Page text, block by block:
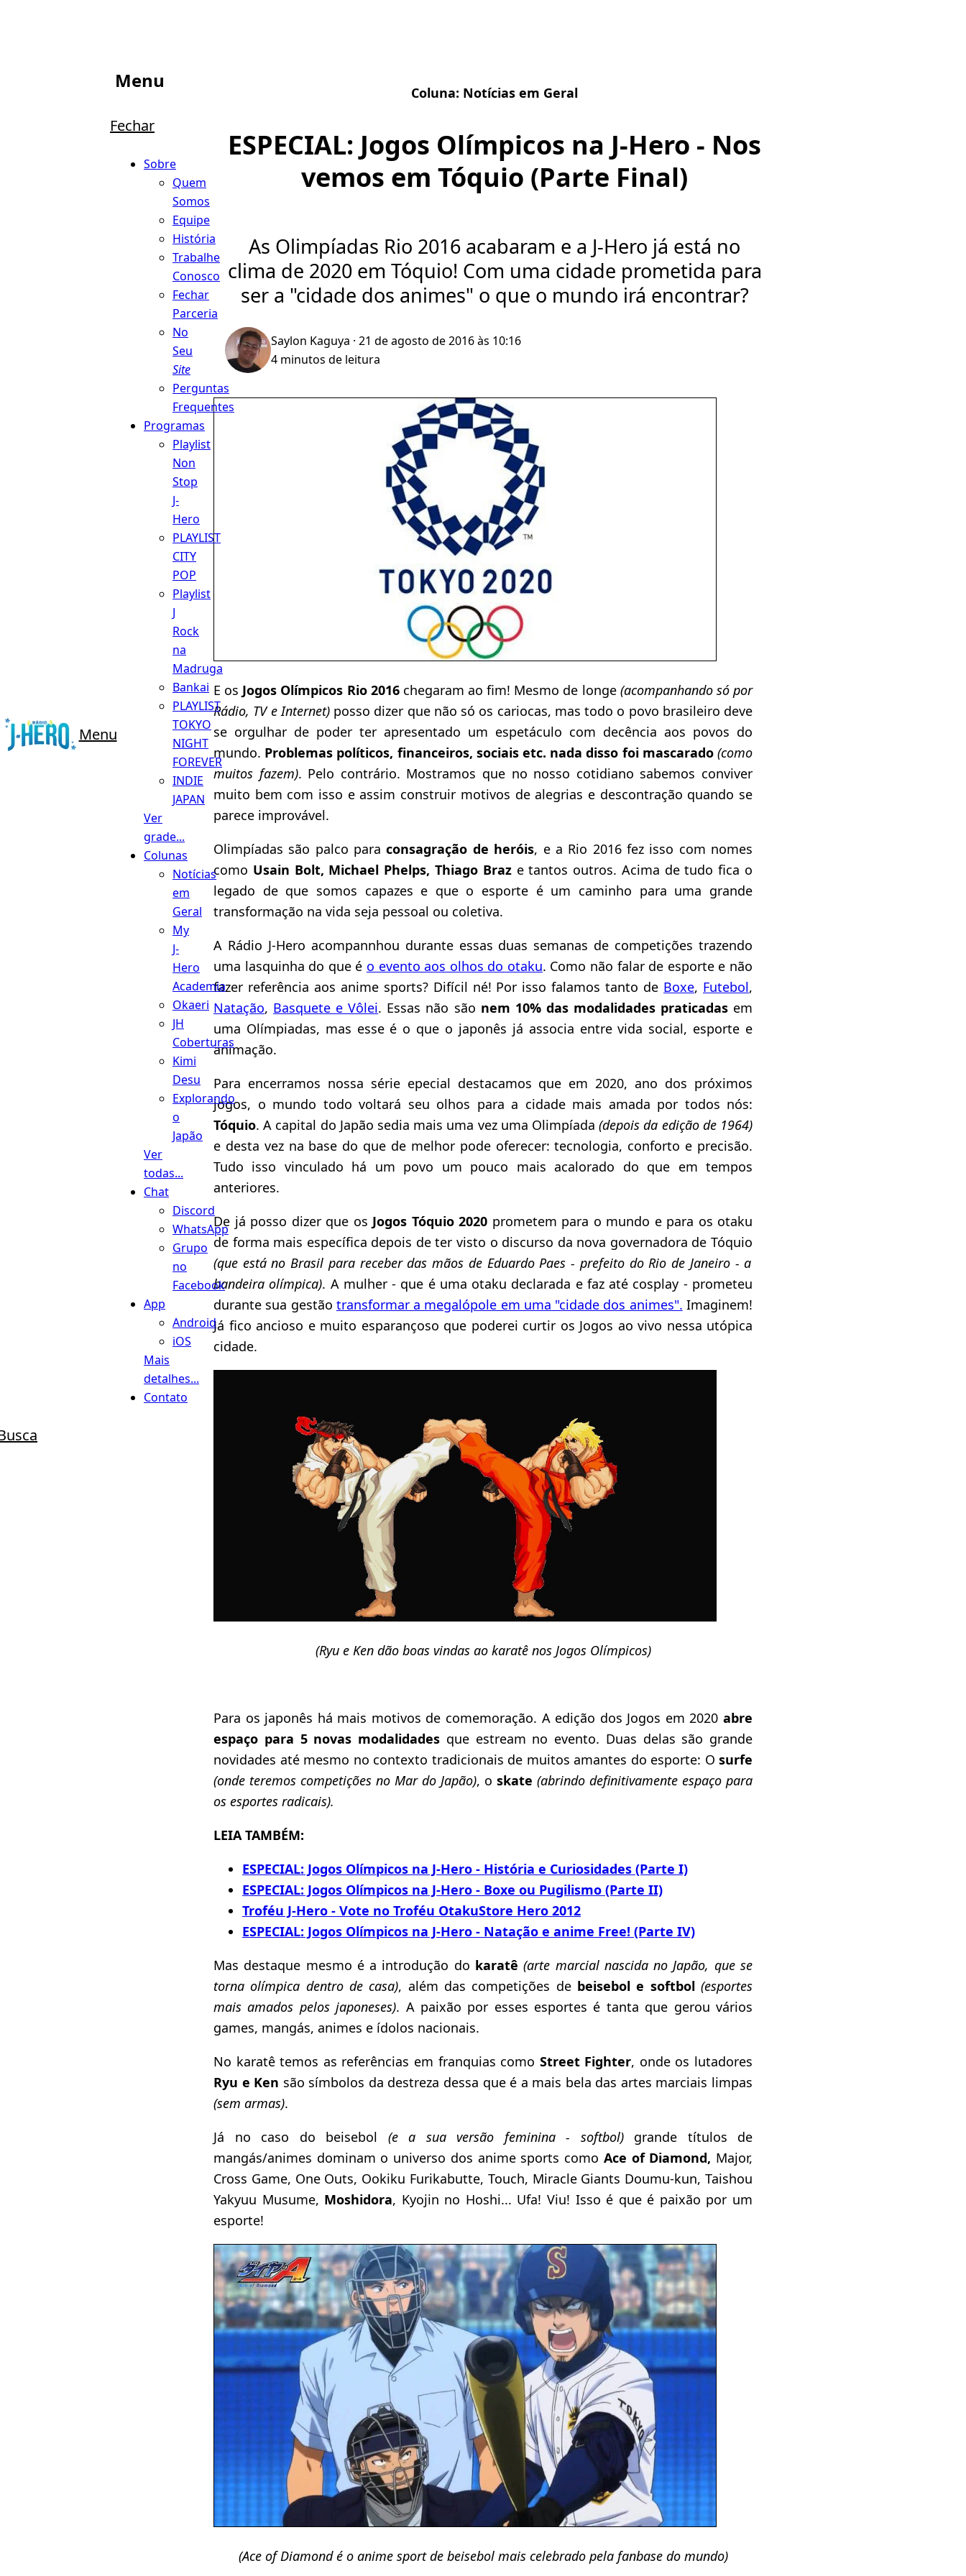
Menu
Menu
Fechar
Sobre
Quem
Somos
Equipe
História
Trabalhe
Conosco
Fechar
Parceria
No
Seu
Site
Perguntas
Frequentes
Programas
Playlist
Non
Stop
J-
Hero
PLAYLIST
CITY
POP
Playlist
J
Rock
na
Madruga
Bankai
PLAYLIST
TOKYO
NIGHT
FOREVER
INDIE
JAPAN
Ver
grade...
Colunas
Notícias
em
Geral
My
J-
Hero
Academia
Okaeri
JH
Coberturas
Kimi
Desu
Explorando
o
Japão
Ver
todas...
Chat
Discord
WhatsApp
Grupo
no
Facebook
App
Android
iOS
Mais
detalhes...
Contato
Coluna: Notícias em Geral
ESPECIAL: Jogos Olímpicos na J-Hero - Nos
vemos em Tóquio (Parte Final)
As Olimpíadas Rio 2016 acabaram e a J-Hero já está no
clima de 2020 em Tóquio! Com uma cidade prometida para
ser a "cidade dos animes" o que o mundo irá encontrar?
Saylon Kaguya · 21 de agosto de 2016 às 10:16
4 minutos de leitura
E os Jogos Olímpicos Rio 2016chegaram ao fim! Mesmo de longe (acompanhando só por
Rádio, TV e Internet) posso dizer que não só os cariocas, mas todo o povo brasileiro deve
se orgulhar de poder ter apresentado um espetáculo com decência aos povos do
mundo. Problemas políticos, financeiros, sociais etc. nada disso foi mascarado(como
muitos fazem). Pelo contrário. Mostramos que no nosso cotidiano sabemos conviver
muito bem com isso e assim construir motivos de alegrias e descontração quando se
parece improvável.
Olimpíadas são palco paraconsagração de heróis, e a Rio 2016 fez isso com nomes
como Usain Bolt, Michael Phelps, Thiago Braze tantos outros. Acima de tudo fica o
legado de que somos capazes e que o esporte é um caminho para uma grande
transformação na vida seja pessoal ou coletiva.
A Rádio J-Hero acompannhou durante essas duas semanas de competições trazendo
uma lasquinha do que é o evento aos olhos do otaku. Como não falar de esporte e não
fazer referência aos anime sports? Difícil né! Por isso falamos tanto de Boxe, Futebol,
Natação, Basquete e Vôlei. Essas não são nem 10% das modalidades praticadasem
uma Olímpiadas, mas esse é o que o japonês já associa entre vida social, esporte e
animação.
Para encerramos nossa série epecial destacamos que em 2020, ano dos próximos
jogos, o mundo todo voltará seu olhos para a cidade mais amada por todos nós:
Tóquio. A capital do Japão sedia mais uma vez uma Olimpíada(depois da edição de 1964)
e desta vez na base do que de melhor pode oferecer: tecnologia, conforto e precisão.
Tudo isso vinculado há um povo um pouco mais acalorado do que em tempos
anteriores.
De já posso dizer que os Jogos Tóquio 2020 prometem para o mundo e para os otaku
de forma mais específica depois de ter visto o discurso da nova governadora de Tóquio
(que está no Brasil para receber das mãos de Eduardo Paes - prefeito do Rio de Janeiro - a
bandeira olímpica). A mulher - que é uma otaku declarada e faz até cosplay - prometeu
durante sua gestão transformar a megalópole em uma "cidade dos animes". Imaginem!
Já fico ancioso e muito esparançoso que poderei curtir os Jogos ao vivo nessa utópica
cidade.
(Ryu e Ken dão boas vindas ao karatê nos Jogos Olímpicos)
Para os japonês há mais motivos de comemoração. A edição dos Jogos em 2020 abre
espaço para 5 novas modalidades que estream no evento. Duas delas são grande
novidades até mesmo no contexto tradicionais de muitos amantes do esporte: O surfe
(onde teremos competições no Mar do Japão), o skate (abrindo definitivamente espaço para
os esportes radicais).
LEIA TAMBÉM:
ESPECIAL: Jogos Olímpicos na J-Hero - História e Curiosidades (Parte I)
ESPECIAL: Jogos Olímpicos na J-Hero - Boxe ou Pugilismo (Parte II)
Troféu J-Hero - Vote no Troféu OtakuStore Hero 2012
ESPECIAL: Jogos Olímpicos na J-Hero - Natação e anime Free! (Parte IV)
Mas destaque mesmo é a introdução do karatê (arte marcial nascida no Japão, que se
torna olímpica dentro de casa), além das competições de beisebol e softbol(esportes
mais amados pelos japoneses). A paixão por esses esportes é tanta que gerou vários
games, mangás, animes e ídolos nacionais.
No karatê temos as referências em franquias como Street Fighter, onde os lutadores
Ryu e Ken são símbolos da destreza dessa que é a mais bela das artes marciais limpas
(sem armas).
Já no caso do beisebol (e a sua versão feminina - softbol) grande títulos de
mangás/animes dominam o universo dos anime sports como Ace of Diamond, Major,
Cross Game, One Outs, Ookiku Furikabutte, Touch, Miracle Giants Doumu-kun, Taishou
Yakyuu Musume, Moshidora, Kyojin no Hoshi... Ufa! Viu! Isso é que é paixão por um
esporte!
(Ace of Diamond é o anime sport de beisebol mais celebrado pela fanbase do mundo)